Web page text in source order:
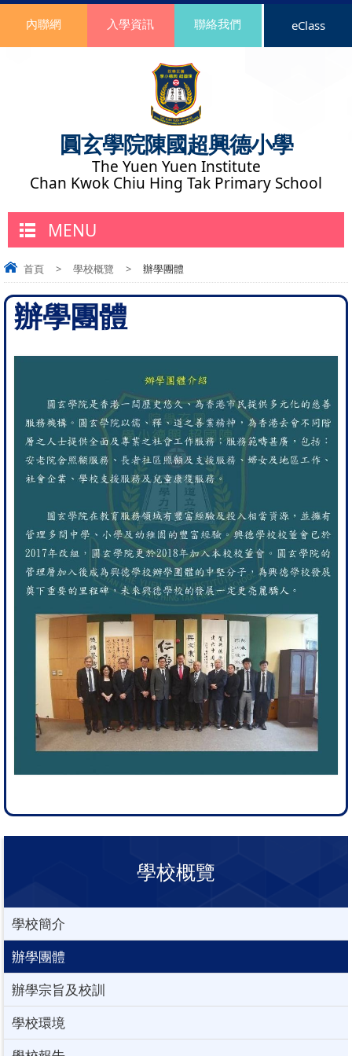
圓玄學院陳國超興德小學
The Yuen Yuen Institute
Chan Kwok Chiu Hing Tak Primary School
內聯網 入學資訊 聯絡我們 eClass
MENU
首頁 > 學校概覽 > 辦學團體
辦學團體
學校概覽
學校簡介
辦學團體
辦學宗旨及校訓
學校環境